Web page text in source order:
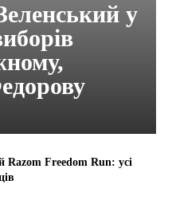
у
Razom Freedom Run: усі